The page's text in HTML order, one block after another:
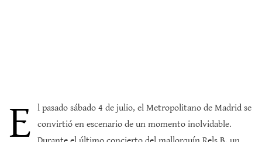
E
l pasado sábado 4 de julio, el Metropolitano de Madrid se
convirtió en escenario de un momento inolvidable.